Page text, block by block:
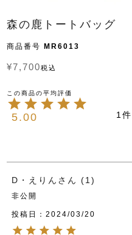
森の鹿トートバッグ
商品番号 MR6013
¥7,700税込
5.00 1
D・えりん 1
非公開
投稿日 2024/03/20